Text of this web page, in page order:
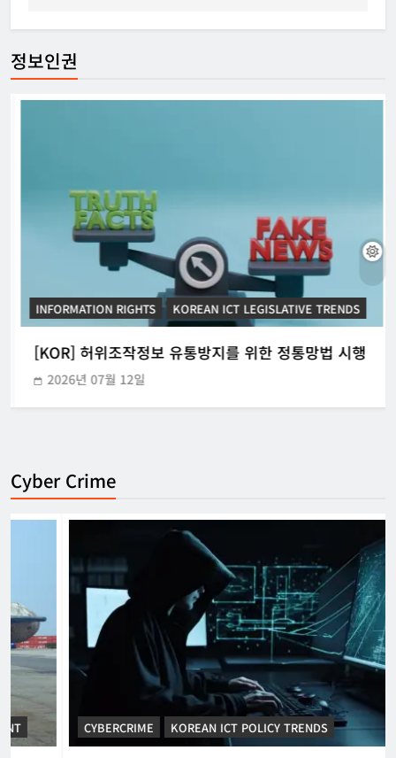
정보인권
INFORMATION RIGHTS KOREAN ICT LEGISLATIVE TRENDS
[KOR] 허위조작정보 유통방지를 위한 정통망법 시행
2026년 07월 12일
Cyber Crime
CYBERCRIME KOREAN ICT POLICY TRENDS